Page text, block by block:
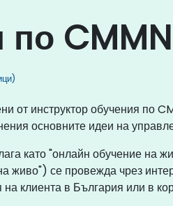
по
от инструктор обучения
основните идеи на
като "онлайн обучение на
живо") се провежда чрез
клиента в България или в